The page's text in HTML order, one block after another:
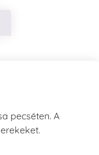
pecséten. A